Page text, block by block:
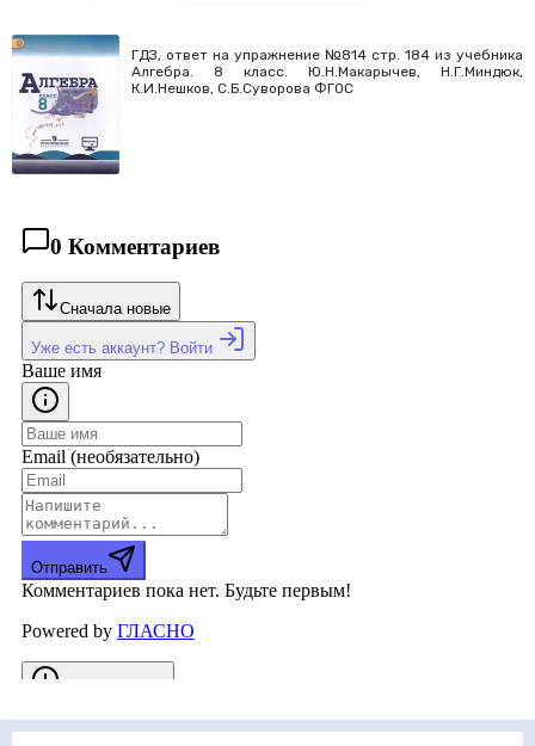
ГДЗ, ответ на упражнение №814 стр. 184 из учебника
Алгебра. 8 класс. Ю.Н.Макарычев, Н.Г.Миндюк,
К.И.Нешков, С.Б.Суворова ФГОС